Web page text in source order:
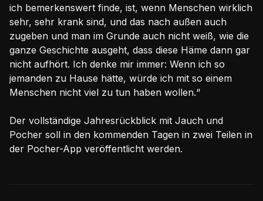
ich bemerkenswert finde, ist, wenn Menschen wirklich
sehr, sehr krank sind, und das nach außen auch
zugeben und man im Grunde auch nicht weiß, wie die
ganze Geschichte ausgeht, dass diese Häme dann gar
nicht aufhört. Ich denke mir immer: Wenn ich so
jemanden zu Hause hätte, würde ich mit so einem
Menschen nicht viel zu tun haben wollen.“
Der vollständige Jahresrückblick mit Jauch und
Pocher soll in den kommenden Tagen in zwei Teilen in
der Pocher-App veröffentlicht werden.